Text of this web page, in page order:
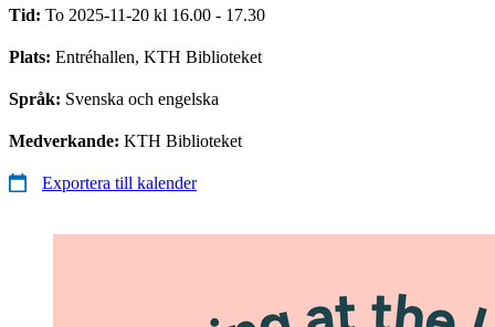
Tid: To 2025-11-20 kl 16.00 - 17.30
Plats: Entréhallen, KTH Biblioteket
Språk: Svenska och engelska
Medverkande: KTH Biblioteket
Exportera till kalender